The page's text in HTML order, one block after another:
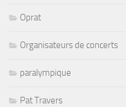
Oprat
Organisateurs de concerts
paralympique
Pat Travers